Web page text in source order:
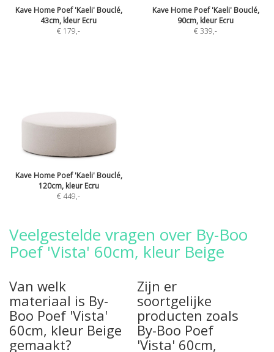
Kave Home Poef 'Kaeli' Bouclé,
43cm, kleur Ecru
€ 179,-
Kave Home Poef 'Kaeli' Bouclé,
90cm, kleur Ecru
€ 339,-
Kave Home Poef 'Kaeli' Bouclé,
120cm, kleur Ecru
€ 449,-
Veelgestelde vragen over By-Boo
Poef 'Vista' 60cm, kleur Beige
Van welk
materiaal is By-
Boo Poef 'Vista'
60cm, kleur Beige
gemaakt?
Zijn er
soortgelijke
producten zoals
By-Boo Poef
'Vista' 60cm,